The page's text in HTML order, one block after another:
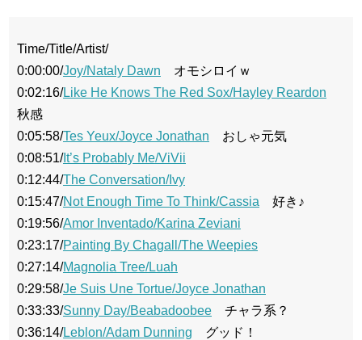
Time/Title/Artist/
0:00:00/Joy/Nataly Dawn オモシロイｗ
0:02:16/Like He Knows The Red Sox/Hayley Reardon
秋感
0:05:58/Tes Yeux/Joyce Jonathan おしゃ元気
0:08:51/It’s Probably Me/ViVii
0:12:44/The Conversation/Ivy
0:15:47/Not Enough Time To Think/Cassia 好き♪
0:19:56/Amor Inventado/Karina Zeviani
0:23:17/Painting By Chagall/The Weepies
0:27:14/Magnolia Tree/Luah
0:29:58/Je Suis Une Tortue/Joyce Jonathan
0:33:33/Sunny Day/Beabadoobee チャラ系？
0:36:14/Leblon/Adam Dunning グッド！